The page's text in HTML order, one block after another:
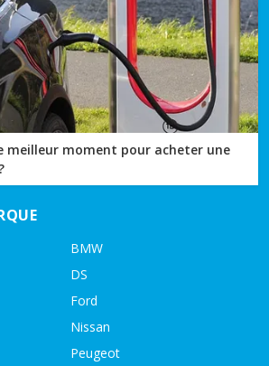
meilleur moment pour acheter une
BMW
DS
Ford
Nissan
Peugeot